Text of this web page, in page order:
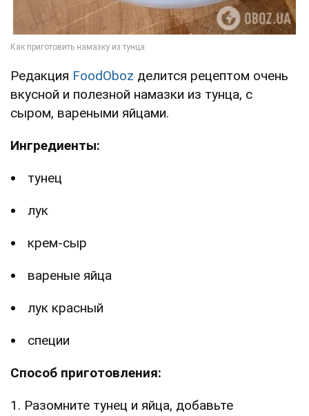
Редакция FoodOboz делится рецептом очень
вкусной и полезной намазки из тунца, с
сыром, вареными яйцами.
Ингредиенты:
тунец
лук
крем-сыр
вареные яйца
лук красный
специи
Способ приготовления:
1. Разомните тунец и яйца, добавьте